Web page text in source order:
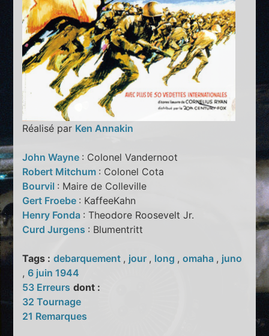
Réalisé par Ken Annakin
John Wayne : Colonel Vandernoot
Robert Mitchum : Colonel Cota
Bourvil : Maire de Colleville
Gert Froebe : KaffeeKahn
Henry Fonda : Theodore Roosevelt Jr.
Curd Jurgens : Blumentritt
Tags : debarquement , jour , long ,omaha , juno
,6 juin 1944
53 Erreurs dont :
32 Tournage
21 Remarques